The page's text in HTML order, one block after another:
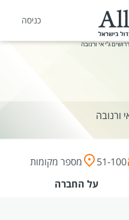
כניסה
ג'י אי ורנובה
ורנובה
51-100
מספר מקומות
על החברה